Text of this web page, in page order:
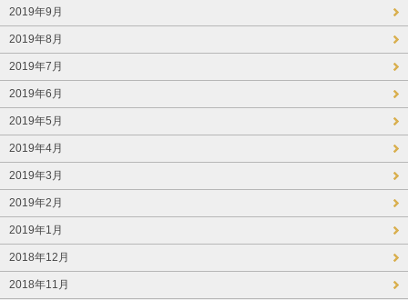
2019年9月
2019年8月
2019年7月
2019年6月
2019年5月
2019年4月
2019年3月
2019年2月
2019年1月
2018年12月
2018年11月